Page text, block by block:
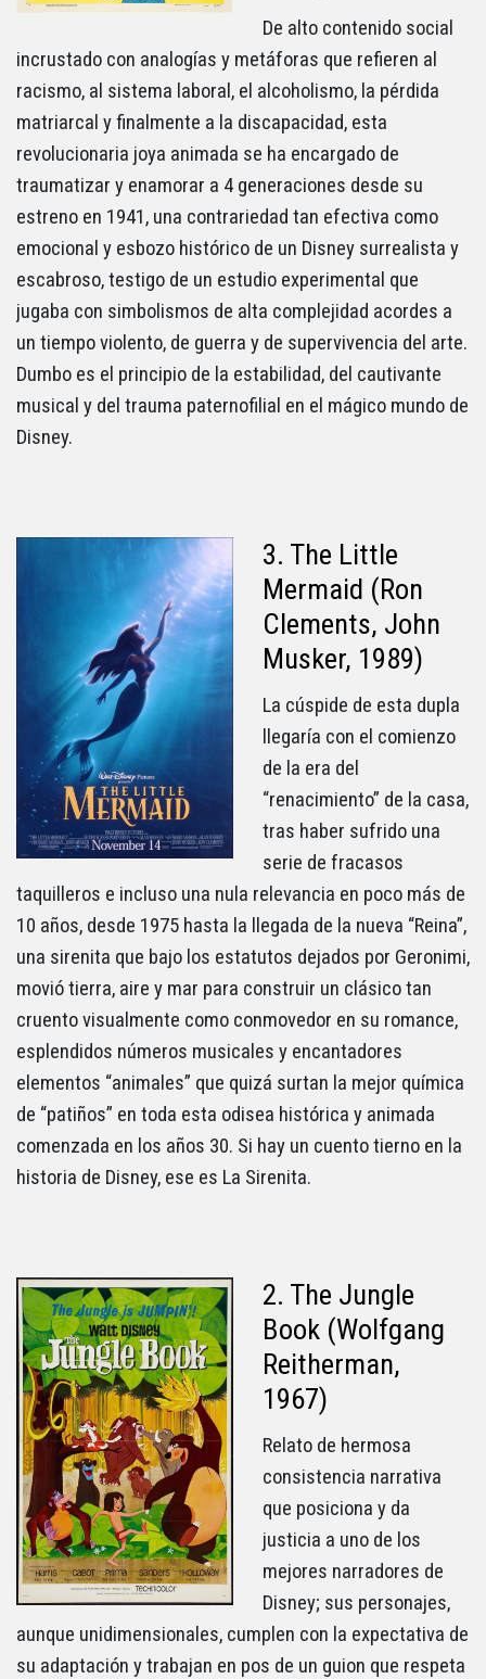
De alto contenido social
incrustado con analogías y metáforas que refieren al
racismo, al sistema laboral, el alcoholismo, la pérdida
matriarcal y finalmente a la discapacidad, esta
revolucionaria joya animada se ha encargado de
traumatizar y enamorar a 4 generaciones desde su
estreno en 1941, una contrariedad tan efectiva como
emocional y esbozo histórico de un Disney surrealista y
escabroso, testigo de un estudio experimental que
jugaba con simbolismos de alta complejidad acordes a
un tiempo violento, de guerra y de supervivencia del arte.
Dumbo es el principio de la estabilidad, del cautivante
musical y del trauma paternofilial en el mágico mundo de
Disney.
3. The Little
Mermaid (Ron
Clements, John
Musker, 1989)
La cúspide de esta dupla
llegaría con el comienzo
de la era del
“renacimiento” de la casa,
tras haber sufrido una
serie de fracasos
taquilleros e incluso una nula relevancia en poco más de
10 años, desde 1975 hasta la llegada de la nueva “Reina”,
una sirenita que bajo los estatutos dejados por Geronimi,
movió tierra, aire y mar para construir un clásico tan
cruento visualmente como conmovedor en su romance,
esplendidos números musicales y encantadores
elementos “animales” que quizá surtan la mejor química
de “patiños” en toda esta odisea histórica y animada
comenzada en los años 30. Si hay un cuento tierno en la
historia de Disney, ese es La Sirenita.
2. The Jungle
Book (Wolfgang
Reitherman,
1967)
Relato de hermosa
consistencia narrativa
que posiciona y da
justicia a uno de los
mejores narradores de
Disney; sus personajes,
aunque unidimensionales, cumplen con la expectativa de
su adaptación y trabajan en pos de un guion que respeta